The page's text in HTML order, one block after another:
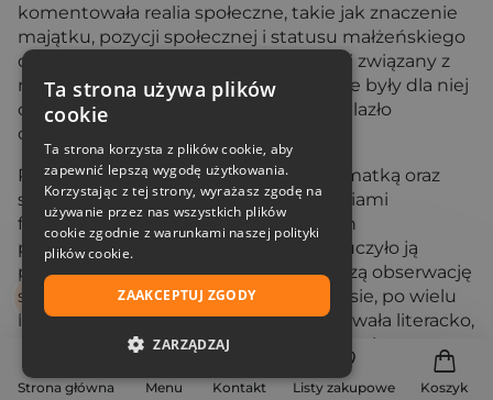
Strona główna Menu Kontakt Listy zakupowe Koszyk
komentowała realia społeczne, takie jak znaczenie
majątku, pozycji społecznej i statusu małżeńskiego
dla kobiet. Niskie dochody Austenów i związany z
nimi brak odpowiedniego posagu Jane były dla niej
osobistym doświadczeniem, które znalazło
odzwierciedlenie w jej twórczości.
Po śmierci ojca Austen wraz ze swoją matką oraz
siostrą musiały radzić sobie z trudnościami
finansowymi, co zmusiło je do ciągłych
przeprowadzek. To doświadczenie nauczyło ją
pokory i pozwoliło na jeszcze wnikliwszą obserwację
społeczeństwa. To właśnie w tym okresie, po wielu
latach pisania „do szuflady”, zadebiutowała literacko,
a jej dzieła, początkowo wydawane anonimowo,
powoli zyskiwały uznanie.
Ta strona używa plików
cookie
Ta strona korzysta z plików cookie, aby
zapewnić lepszą wygodę użytkowania.
Korzystając z tej strony, wyrażasz zgodę na
używanie przez nas wszystkich plików
cookie zgodnie z warunkami naszej polityki
plików cookie.
ZAAKCEPTUJ ZGODY
ZARZĄDZAJ
NIEZBĘDNE